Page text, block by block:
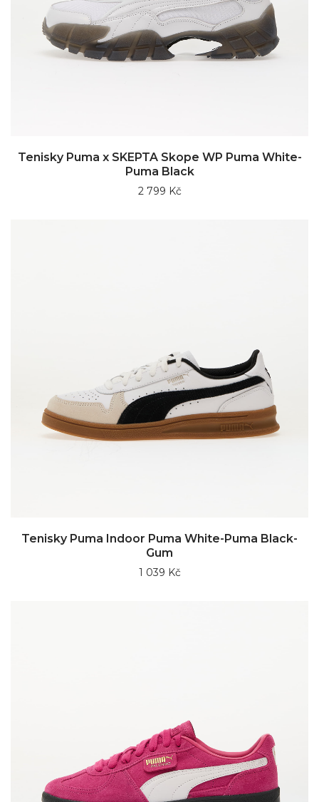
Tenisky Puma x SKEPTA Skope WP Puma White-
Puma Black
2 799 Kč
Tenisky Puma Indoor Puma White-Puma Black-
Gum
1 039 Kč